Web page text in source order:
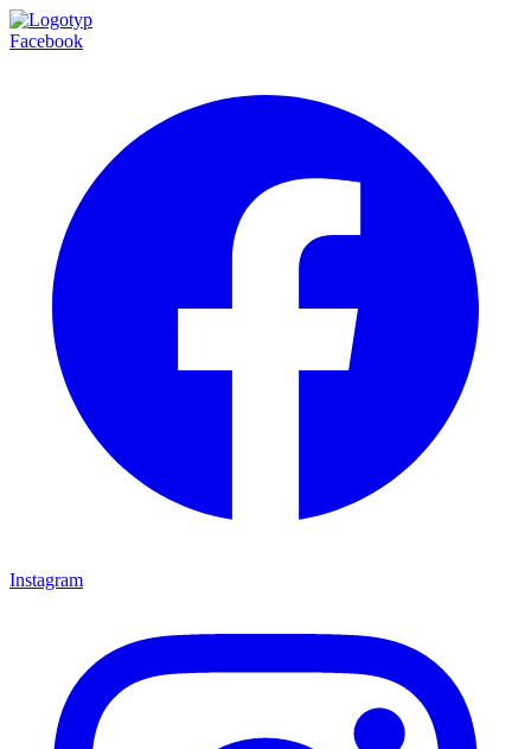
Facebook
Instagram